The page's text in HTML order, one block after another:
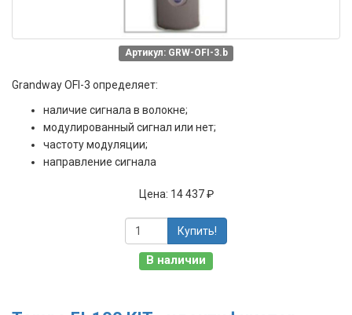
Артикул: GRW-OFI-3.b
Grandway OFI-3 определяет:
наличие сигнала в волокне;
модулированный сигнал или нет;
частоту модуляции;
направление сигнала
Цена: 14 437 ₽
Купить!
В наличии